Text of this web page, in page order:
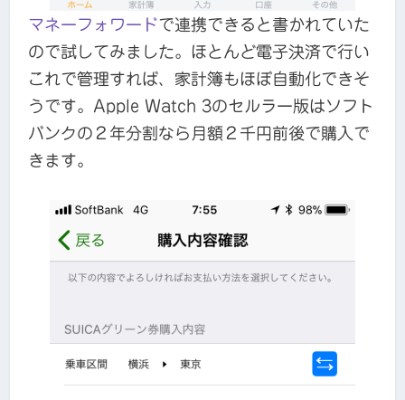
マネーフォワードで連携できると書かれていた
ので試してみました。ほとんど電子決済で行い
これで管理すれば、家計簿もほぼ自動化できそ
うです。Apple Watch 3のセルラー版はソフト
バンクの２年分割なら月額２千円前後で購入で
きます。